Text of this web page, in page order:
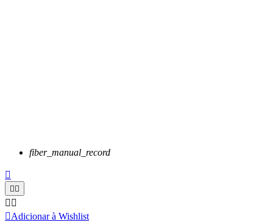
fiber_manual_record

 
 
Adicionar à Wishlist